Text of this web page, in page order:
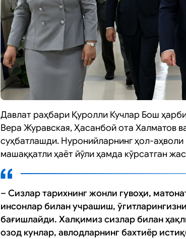
Давлат раҳбари Қуролли Кучлар Бош
Вера Журавская, Ҳасанбой ота Халматов
суҳбатлашди. Нуронийларнинг ҳол-аҳволи
машаққатли ҳаёт йўли ҳамда кўрсатган
– Сизлар тарихнинг жонли гувоҳи,
инсонлар билан учрашиш,
бағишлайди. Халқимиз сизлар билан
озод кунлар, авлодларнинг бахтиёр